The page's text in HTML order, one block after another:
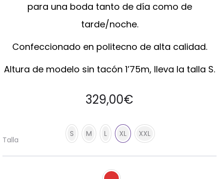
para una boda tanto de día como de
tarde/noche.
Confeccionado en politecno de alta calidad.
Altura de modelo sin tacón 1’75m, lleva la talla S.
329,00€
Talla
S M L XL XXL